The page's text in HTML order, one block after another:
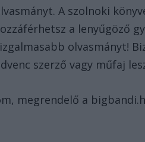
A szolnoki
a lenyűgöző
olvasmányt!
szerző vagy műfaj
megrendelő a